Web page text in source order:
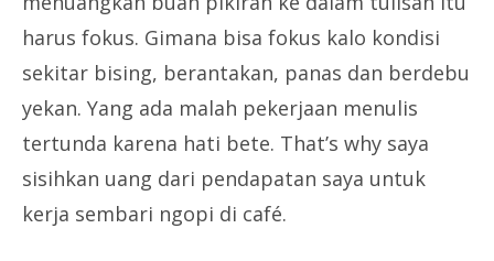
harus fokus. Gimana bisa fokus kalo kondisi
sekitar bising, berantakan, panas dan berdebu
yekan. Yang ada malah pekerjaan menulis
tertunda karena hati bete. That’s why saya
sisihkan uang dari pendapatan saya untuk
kerja sembari ngopi di café.